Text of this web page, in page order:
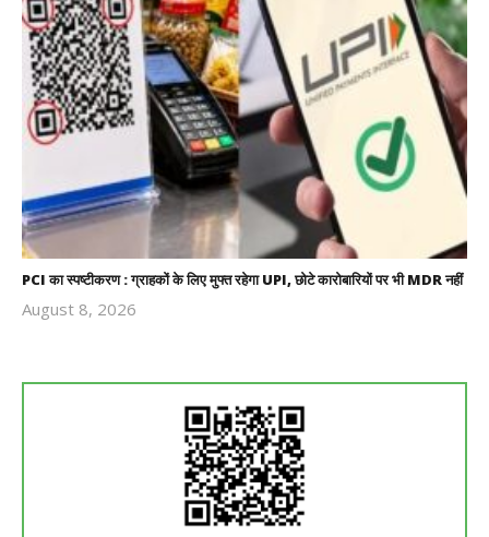
PCI का स्पष्टीकरण : ग्राहकों के लिए मुफ्त रहेगा UPI, छोटे कारोबारियों पर भी MDR नहीं
August 8, 2026